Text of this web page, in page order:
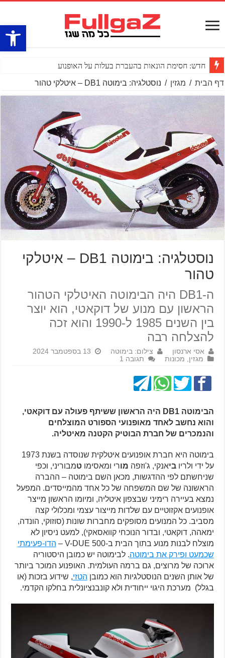
פתח
חדש: חסימת הונאות בהעברת בעלות על האופנוע
דף הבית / מגזין / נוסטלגיה: בימוטה DB1 – איטלקי טהור
נוסטלגיה: בימוטה DB1 – איטלקי
טהור
ה-DB1 היה הבימוטה האיטלקי הטהור
הראשון עם מנוע של דוקאטי, הוא יוצר
בין השנים 1985 ל-1990 והוא זכה
להצלחה רבה
אסי ארנסון צילום: בימוטה
13 בספטמבר 2024
מגזין, מכונות תגובה 1
הבימוטה DB1 היה הראשון ששיתף פעולה עם דוקאטי,
והוא נחשב לאחד מאופנועי הספורט המוצלחים
והנמכרים של חברת הבוטיק הקטנה מאיטליה.
בימוטה היא חברת אופנועים איטלקית שנוסדה בשנת 1973
על ידי ולריוביאנקי, ג'וזפה מורי ומאסימוטמבוריני, וכפי
שניחשתם לפי ההדגשות, מכאן השם בימוטה – ההברה
הראשונה של שם המשפחה של כל אחד מהמייסדים. המפעל
נמצא בעיירה רימיני שבצפון איטליה, ומיומו הראשון מייצר
אופנועים אקזוטיים עם שלדות מייצור עצמי ומכלולי קצה
מסביב. כל המנועים מסופקים מחברות שונות (סוזוקי, הונדה,
ימאהה, דוקאטי, ובדור הנוכחי קוואסאקי), למעט ניסיון לא
מוצלח לבנות מנוע בתוך הבית ב-V-DUE 500 –
הדו-פעימתי
שכמעט ופירק את בימוטה. לבימוטה יש כמובן היסטוריה
ארוכה של מרוצים, גם ברמה העולמית. האופנוע המוכר ביותר
של אותן השנים הנוסטלגיות הוא כמובן הטזי, שידוע בזכות (או
בגלל) מערכת היגוי ייחודית ולא קונבנציונלית בחלקו הקדמי.